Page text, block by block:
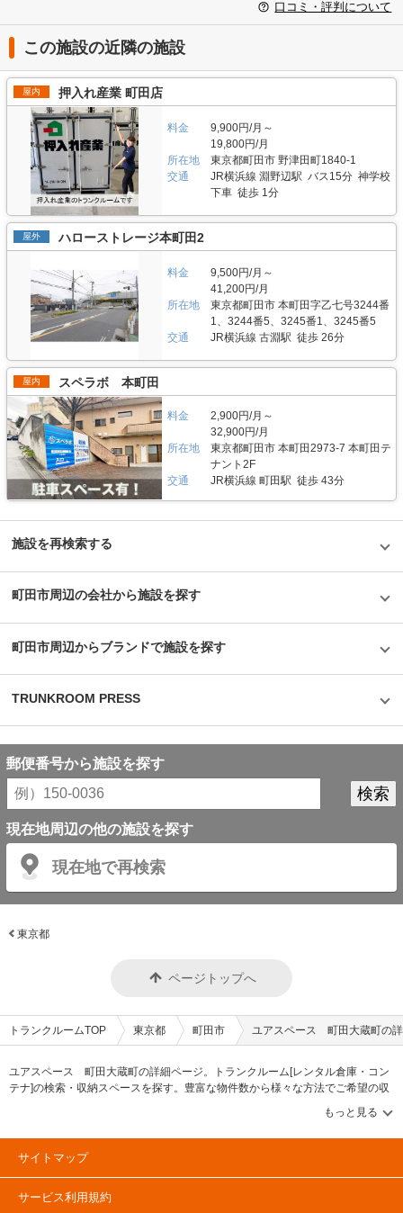
口コミ・評判について
この施設の近隣の施設
屋内 押入れ産業 町田店
料金
9,900円/月～
19,800円/月
所在地
東京都町田市 野津田町1840-1
交通
JR横浜線 淵野辺駅 バス15分 神学校
下車 徒歩 1分
屋外 ハローストレージ本町田2
料金
9,500円/月～
41,200円/月
所在地
東京都町田市 本町田字乙七号3244番
1、3244番5、3245番1、3245番5
交通
JR横浜線 古淵駅 徒歩 26分
屋内 スペラボ 本町田
料金
2,900円/月～
32,900円/月
所在地
東京都町田市 本町田2973-7 本町田テ
ナント2F
交通
JR横浜線 町田駅 徒歩 43分
施設を再検索する
町田市周辺の会社から施設を探す
町田市周辺からブランドで施設を探す
TRUNKROOM PRESS
郵便番号から施設を探す
現在地周辺の他の施設を探す
現在地で再検索
東京都
ページトップへ
トランクルームTOP 東京都 町田市 ユアスペース 町田大蔵町の
ユアスペース 町田大蔵町の詳細ページ。トランクルーム[レンタル倉庫・コン
テナ]の検索・収納スペースを探す。豊富な物件数から様々な方法でご希望の収
納スペースを簡単に探せるトランクルーム情報サイトです。ユアスペース 町
田大蔵町の住所・最寄りの駅、物件タイプのご紹介や料金表、お得なキャンペ
ーン情報もあります。気になる物件タイプを見つけたら、メールか電話でお問
合せが可能です（無料）。
サイトマップ
サービス利用規約